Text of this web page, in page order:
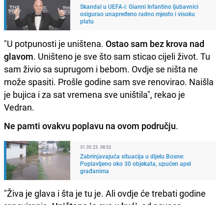
Skandal u UEFA-i: Gianni Infantino ljubavnici
osigurao unapređeno radno mjesto i visoku
platu
"U potpunosti je uništena. Ostao sam bez krova nad
glavom. Uništeno je sve što sam sticao cijeli život. Tu
sam živio sa suprugom i bebom. Ovdje se ništa ne
može spasiti. Prošle godine sam sve renovirao. Naišla
je bujica i za sat vremena sve uništila", rekao je
Vedran.
Ne pamti ovakvu poplavu na ovom području.
31.05.23. 08:52
Zabrinjavajuća situacija u dijelu Bosne:
Poplavljeno oko 30 objekata, upućen apel
građanima
"Živa je glava i šta je tu je. Ali ovdje će trebati godine